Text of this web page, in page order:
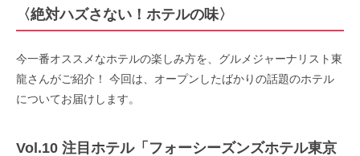
〈絶対ハズさない！ホテルの味〉
今⼀番オススメなホテルの楽しみ⽅を、グルメジャーナリスト東
⿓さんがご紹介！ 今回は、オープンしたばかりの話題のホテル
についてお届けします。
Vol.10 注目ホテル「フォーシーズンズホテル東京